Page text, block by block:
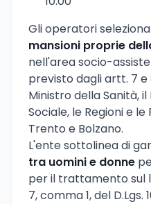
Gli operatori
mansioni proprie
nell'area socio-
previsto dagli artt. 7
Ministro della Sanità,
Sociale, le Regioni e
Trento e Bolzano.
L'ente sottolinea di
tra uomini e donne
per il trattamento sul
7, comma 1, del D.Lgs.